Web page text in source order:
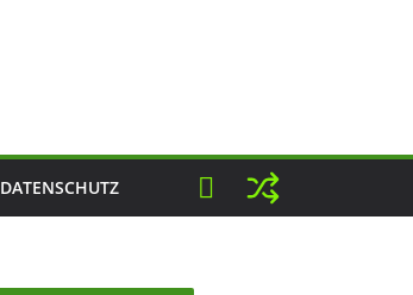
DATENSCHUTZ